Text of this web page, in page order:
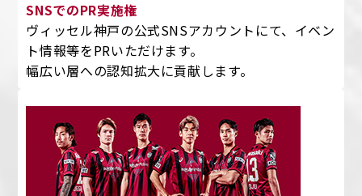
SNSでのPR実施権
ヴィッセル神戸の公式SNSアカウントにて、イベン
ト情報等をPRいただけます。
幅広い層への認知拡大に貢献します。